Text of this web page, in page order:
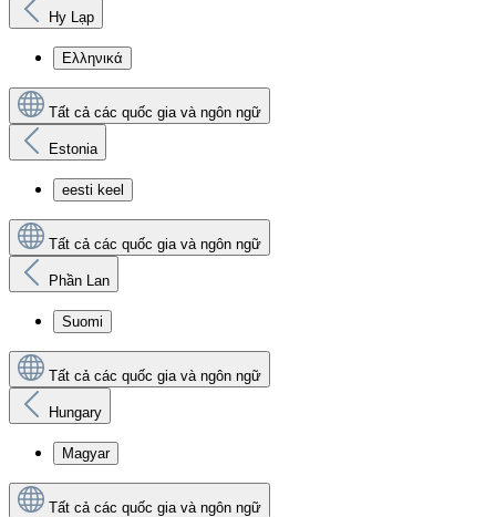
Hy Lạp
Ελληνικά
Tất cả các quốc gia và ngôn ngữ
Estonia
eesti keel
Tất cả các quốc gia và ngôn ngữ
Phần Lan
Suomi
Tất cả các quốc gia và ngôn ngữ
Hungary
Magyar
Tất cả các quốc gia và ngôn ngữ